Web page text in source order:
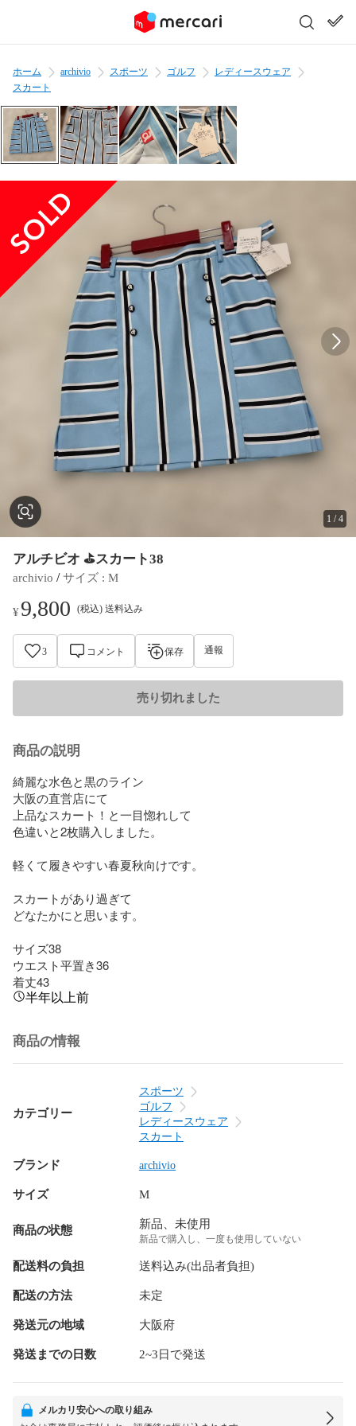
ホーム archivio スポーツ ゴルフ
レディースウェア
スカート
1 /4
アルチビオ ⛳️スカート38
archivio / サイズ : M
¥9,800 (税込) 送料込み
3 コメント 保存 通報
売り切れました
商品の説明
綺麗な水色と黒のライン
大阪の直営店にて
上品なスカート！と一目惚れして
色違いと2枚購入しました。
軽くて履きやすい春夏秋向けです。
スカートがあり過ぎて
どなたかにと思います。
サイズ38
ウエスト平置き36
着丈43
半年以上前
商品の情報
カテゴリー
スポーツ
ゴルフ
レディースウェア
スカート
ブランド archivio
サイズ M
商品の状態 新品、未使用
新品で購入し、一度も使用していない
配送料の負担 送料込み(出品者負担)
配送の方法 未定
発送元の地域 大阪府
発送までの日数 2~3日で発送
メルカリ安心への取り組み